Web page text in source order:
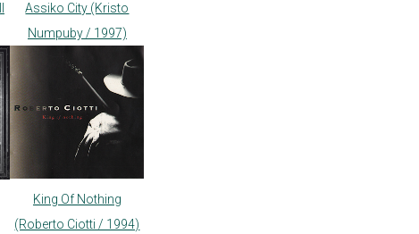
Assiko City (Kristo
Numpuby / 1997)
King Of Nothing
(Roberto Ciotti / 1994)